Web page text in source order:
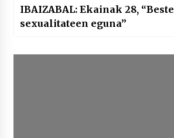
IBAIZABAL: Ekainak 28, “Beste
sexualitateen eguna”